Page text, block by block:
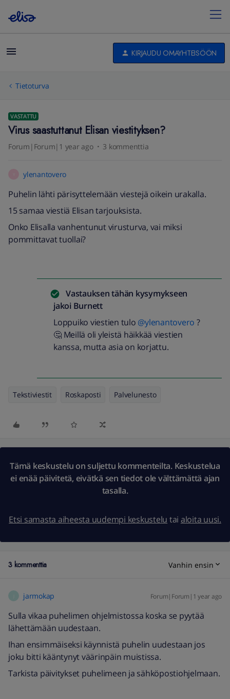
KIRJAUDU OMAYHTEISÖÖN
Tietoturva
VASTATTU
Virus saastuttanut Elisan viestityksen?
Forum|Forum|1 year ago 3 kommenttia
ylenantovero
Puhelin lähti pärisyttelemään viestejä oikein urakalla.
15 samaa viestiä Elisan tarjouksista.
Onko Elisalla vanhentunut virusturva, vai miksi
pommittavat tuollai?
Vastauksen tähän kysymykseen
jakoi Burnett
Loppuiko viestien tulo @ylenantovero ?
🤔 Meillä oli yleistä häikkää viestien
kanssa, mutta asia on korjattu.
Tekstiviestit Roskaposti Palvelunesto
Tämä keskustelu on suljettu kommenteilta. Keskustelua
ei enää päivitetä, eivätkä sen tiedot ole välttämättä ajan
tasalla.
Etsi samasta aiheesta uudempi keskustelu tai aloita uusi.
3 kommenttia Vanhin ensin
jarmokap Forum|Forum|1 year ago
Sulla vikaa puhelimen ohjelmistossa koska se pyytää
lähettämään uudestaan.
Ihan ensimmäiseksi käynnistä puhelin uudestaan jos
joku bitti kääntynyt väärinpäin muistissa.
Tarkista päivitykset puhelimeen ja sähköpostiohjelmaan.